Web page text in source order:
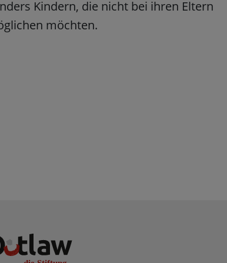
Kindern, die nicht bei ihren Eltern
möchten.